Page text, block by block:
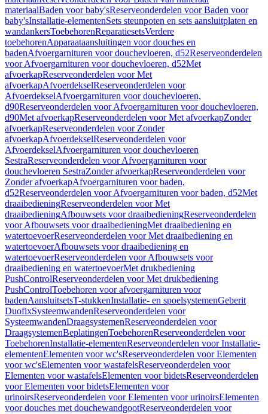
materiaalBaden voor baby'sReserveonderdelen voor Baden voor
baby'sInstallatie-elementenSets steunpoten en sets aansluitplaten en
wandankersToebehorenReparatiesetsVerdere
toebehorenApparaataansluitingen voor douches en
badenAfvoergarnituren voor douchevloeren, d52Reserveonderdelen
voor Afvoergarnituren voor douchevloeren, d52Met
afvoerkapReserveonderdelen voor Met
afvoerkapAfvoerdekselReserveonderdelen voor
AfvoerdekselAfvoergarnituren voor douchevloeren,
d90Reserveonderdelen voor Afvoergarnituren voor douchevloeren,
d90Met afvoerkapReserveonderdelen voor Met afvoerkapZonder
afvoerkapReserveonderdelen voor Zonder
afvoerkapAfvoerdekselReserveonderdelen voor
AfvoerdekselAfvoergarnituren voor douchevloeren
SestraReserveonderdelen voor Afvoergarnituren voor
douchevloeren SestraZonder afvoerkapReserveonderdelen voor
Zonder afvoerkapAfvoergarnituren voor baden,
d52Reserveonderdelen voor Afvoergarnituren voor baden, d52Met
draaibedieningReserveonderdelen voor Met
draaibedieningAfbouwsets voor draaibedieningReserveonderdelen
voor Afbouwsets voor draaibedieningMet draaibediening en
watertoevoerReserveonderdelen voor Met draaibediening en
watertoevoerAfbouwsets voor draaibediening en
watertoevoerReserveonderdelen voor Afbouwsets voor
draaibediening en watertoevoerMet drukbediening
PushControlReserveonderdelen voor Met drukbediening
PushControlToebehoren voor afvoergarnituren voor
badenAansluitsetsT-stukkenInstallatie- en spoelsystemenGeberit
DuofixSysteemwandenReserveonderdelen voor
SysteemwandenDraagsystemenReserveonderdelen voor
DraagsystemenBeplatingenToebehorenReserveonderdelen voor
ToebehorenInstallatie-elementenReserveonderdelen voor Installatie-
elementenElementen voor wc'sReserveonderdelen voor Elementen
voor wc'sElementen voor wastafelsReserveonderdelen voor
Elementen voor wastafelsElementen voor bidetsReserveonderdelen
voor Elementen voor bidetsElementen voor
urinoirsReserveonderdelen voor Elementen voor urinoirsElementen
voor douches met douchewandgootReserveonderdelen voor